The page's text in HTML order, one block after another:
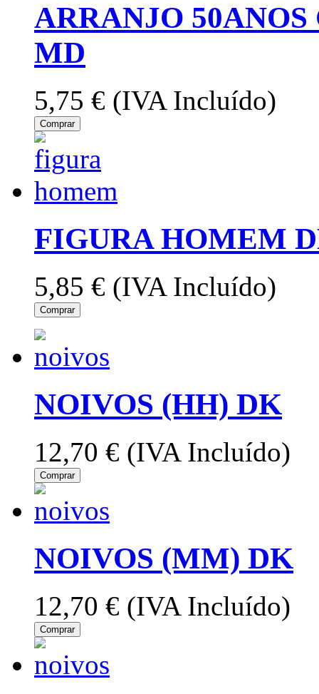
ARRANJO
MD
5,75 € (IVA Incluído)
Comprar
FIGURA HOMEM
5,85 € (IVA Incluído)
Comprar
NOIVOS (HH) DK
12,70 € (IVA Incluído)
Comprar
NOIVOS (MM) DK
12,70 € (IVA Incluído)
Comprar